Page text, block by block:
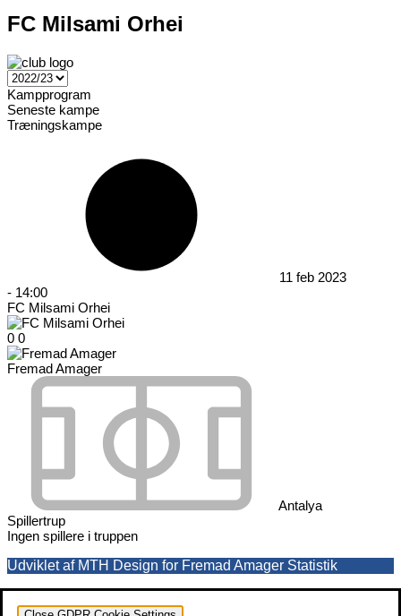
FC Milsami Orhei
Kampprogram
Seneste kampe
Træningskampe
11 feb 2023
- 14:00
FC Milsami Orhei
0 0
Fremad Amager
Antalya
Spillertrup
Ingen spillere i truppen
Udviklet af MTH Design for Fremad Amager Statistik